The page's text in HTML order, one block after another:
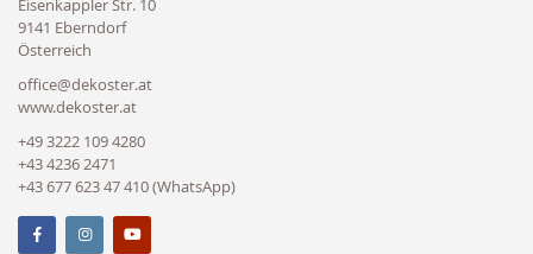
Eisenkappler Str. 10
9141 Eberndorf
Österreich
office@dekoster.at
www.dekoster.at
+49 3222 109 4280
+43 4236 2471
+43 677 623 47 410 (WhatsApp)